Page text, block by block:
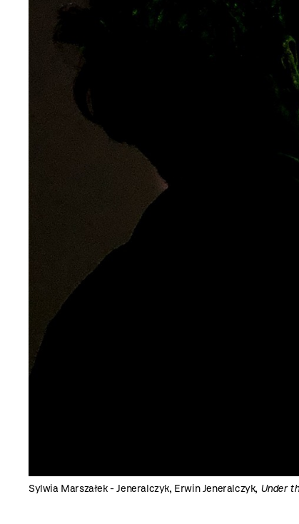
Sylwia Marszałek - Jeneralczyk, Erwin Jeneralczyk, Under